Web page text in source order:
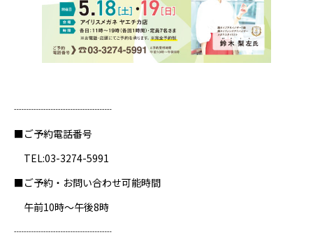
┈┈┈┈┈┈┈┈┈┈
■ご予約電話番号
TEL:03-3274-5991
■ご予約・お問い合わせ可能時間
午前10時～午後8時
┈┈┈┈┈┈┈┈┈┈